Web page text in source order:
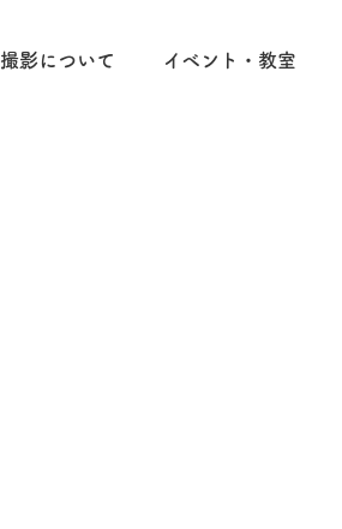
撮影について イベント・教室